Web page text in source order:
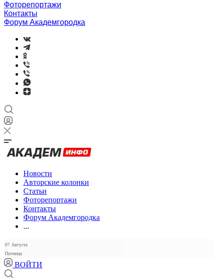
Фоторепортажи
Контакты
Форум Академгородка
Новости
Авторские колонки
Статьи
Фоторепортажи
Контакты
Форум Академгородка
...
07 Августа
Пятница
ВОЙТИ